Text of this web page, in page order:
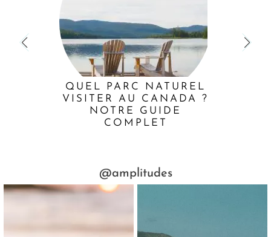
QUEL PARC NATUREL
VISITER AU CANADA ?
NOTRE GUIDE
COMPLET
@amplitudes